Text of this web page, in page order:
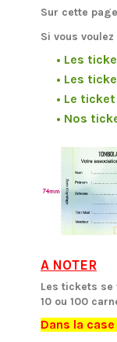
Sur cette
Si vous
• Les
• Les
• Le ticket
• Nos
A NOTER
Les tickets se
10 ou 100
Dans la